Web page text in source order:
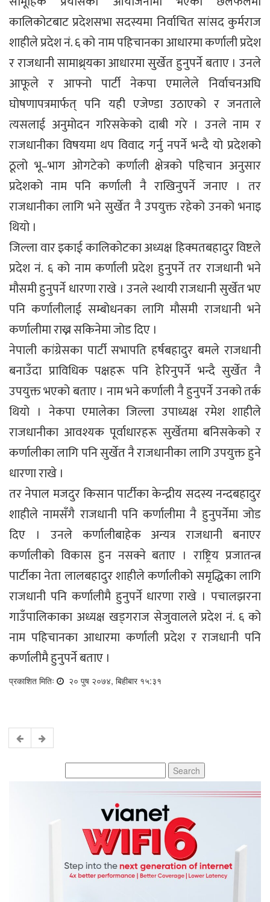
कालिकोटबाट प्रदेशसभा सदस्यमा निर्वाचित सांसद कुर्मराज
शाहीले प्रदेश नं. ६ को नाम पहिचानका आधारमा कर्णाली प्रदेश
र राजधानी सामाथ्र्यका आधारमा सुर्खेत हुनुपर्ने बताए । उनले
आफूले र आफ्नो पार्टी नेकपा एमालेले निर्वाचनअघि
घोषणापत्रमार्फत् पनि यही एजेण्डा उठाएको र जनताले
त्यसलाई अनुमोदन गरिसकेको दाबी गरे । उनले नाम र
राजधानीका विषयमा थप विवाद गर्नु नपर्ने भन्दै यो प्रदेशको
ठूलो भू–भाग ओगटेको कर्णाली क्षेत्रको पहिचान अनुसार
प्रदेशको नाम पनि कर्णाली नै राखिनुपर्ने जनाए । तर
राजधानीका लागि भने सुर्खेत नै उपयुक्त रहेको उनको भनाइ
थियो ।
जिल्ला वार इकाई कालिकोटका अध्यक्ष हिक्मतबहादुर विष्टले
प्रदेश नं. ६ को नाम कर्णाली प्रदेश हुनुपर्ने तर राजधानी भने
मौसमी हुनुपर्ने धारणा राखे । उनले स्थायी राजधानी सुर्खेत भए
पनि कर्णालीलाई सम्बोधनका लागि मौसमी राजधानी भने
कर्णालीमा राख्न सकिनेमा जोड दिए ।
नेपाली कांग्रेसका पार्टी सभापति हर्षबहादुर बमले राजधानी
बनाउँदा प्राविधिक पक्षहरू पनि हेरिनुपर्ने भन्दै सुर्खेत नै
उपयुक्त भएको बताए । नाम भने कर्णाली नै हुनुपर्ने उनको तर्क
थियो । नेकपा एमालेका जिल्ला उपाध्यक्ष रमेश शाहीले
राजधानीका आवश्यक पूर्वाधारहरू सुर्खेतमा बनिसकेको र
कर्णालीका लागि पनि सुर्खेत नै राजधानीका लागि उपयुक्त हुने
धारणा राखे ।
तर नेपाल मजदुर किसान पार्टीका केन्द्रीय सदस्य नन्दबहादुर
शाहीले नामसँगै राजधानी पनि कर्णालीमा नै हुनुपर्नेमा जोड
दिए । उनले कर्णालीबाहेक अन्यत्र राजधानी बनाएर
कर्णालीको विकास हुन नसक्ने बताए । राष्ट्रिय प्रजातन्त्र
पार्टीका नेता लालबहादुर शाहीले कर्णालीको समृद्धिका लागि
राजधानी पनि कर्णालीमै हुनुपर्ने धारणा राखे । पचालझरना
गाउँपालिकाका अध्यक्ष खड्गराज सेजुवालले प्रदेश नं. ६ को
नाम पहिचानका आधारमा कर्णाली प्रदेश र राजधानी पनि
कर्णालीमै हुनुपर्ने बताए ।
प्रकाशित मितिः २० पुष २०७४, बिहीबार १५:३१
for: